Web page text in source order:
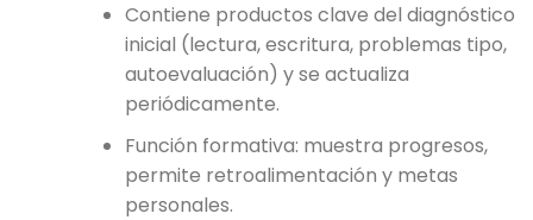
Contiene productos clave del diagnóstico
inicial (lectura, escritura, problemas tipo,
autoevaluación) y se actualiza
periódicamente.
Función formativa: muestra progresos,
permite retroalimentación y metas
personales.